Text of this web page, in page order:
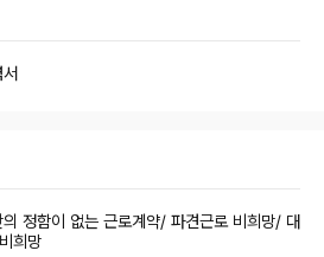
서
의 정함이 없는 근로계약/ 파견근로 비희망/ 대
희망